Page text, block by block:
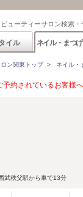
ューティーサロン検索・
イル ネイル・まつ
ン関東トップ> ネイル・
約されているお客様
武秩父駅から車で13分